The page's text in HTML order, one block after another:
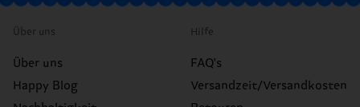
Über uns
Über uns
Happy Blog
Hilfe
FAQ's
Versandzeit/Versandkosten